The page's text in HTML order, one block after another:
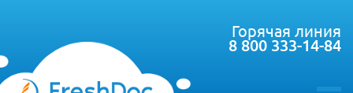
Горячая линия
8 800 333-14-84